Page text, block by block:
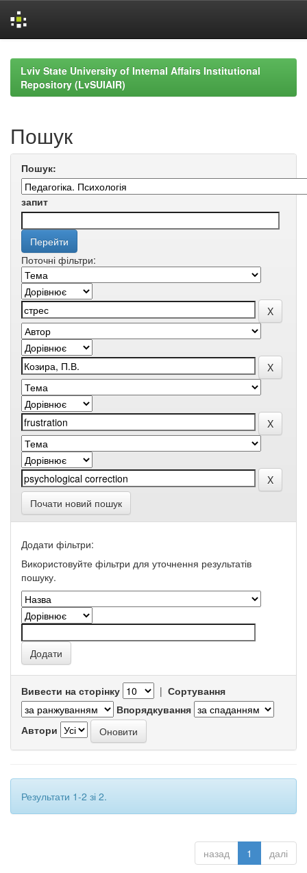
navigationLviv State University of Internal Affairs Institutional
Repository (LvSUIAIR)
Пошук
Пошук:
запит
Поточні фільтри:
Почати новий пошук
Додати фільтри:
Використовуйте фільтри для уточнення результатів
пошуку.
Вивести на сторінку | Сортування
Впорядкування
Автори
Результати 1-2 зі 2.
назад 1 далі